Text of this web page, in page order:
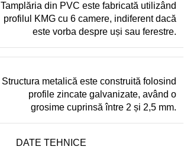
Tamplăria din PVC este fabricată utilizând
profilul KMG cu 6 camere, indiferent dacă
este vorba despre uși sau ferestre.
Structura metalică este construită folosind
profile zincate galvanizate, având o
grosime cuprinsă între 2 și 2,5 mm.
DATE TEHNICE